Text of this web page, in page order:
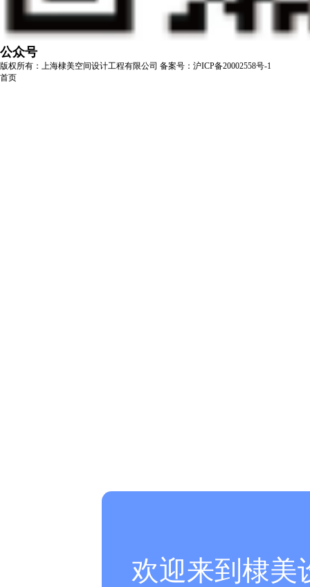
公众号
版权所有：上海棣美空间设计工程有限公司 备案号：沪ICP备20002558号-1
首页
欢迎来到棣美